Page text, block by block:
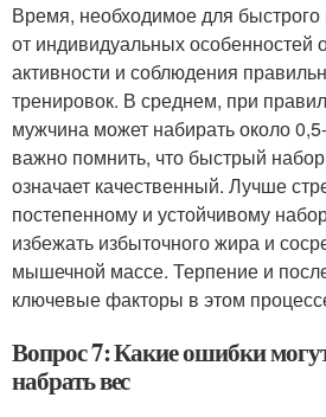
Время, необходимое для быстрого
от индивидуальных особенностей
активности и соблюдения
тренировок. В среднем, при
мужчина может набирать около
важно помнить, что быстрый
означает качественный. Лучше
постепенному и устойчивому
избежать избыточного жира и
мышечной массе. Терпение и
ключевые факторы в этом
Вопрос 7: Какие ошибки
набрать вес